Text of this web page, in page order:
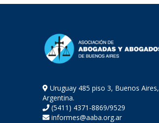
Uruguay 485 piso 3, Buenos Aires,
Argentina.
(5411) 4371-8869/9529
informes@aaba.org.ar